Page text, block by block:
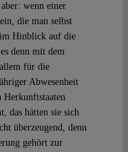
wenn einer
die man selbst
Hinblick auf die
denn mit dem
für die
Abwesenheit
Herkunftstaaten
das hätten sie sich
überzeugend, denn
gehört zur